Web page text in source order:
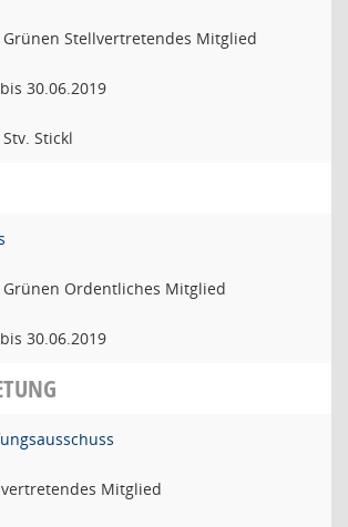
Stellvertretendes Mitglied
30.06.2019
Stv. Stickl
Ordentliches Mitglied
30.06.2019
Mitglied